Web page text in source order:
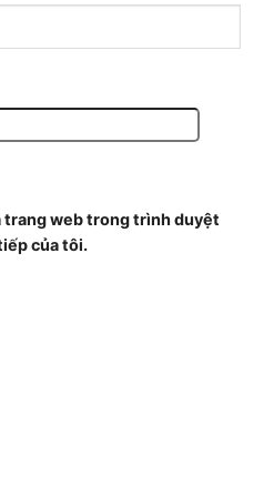
trang web trong trình duyệt
của tôi.